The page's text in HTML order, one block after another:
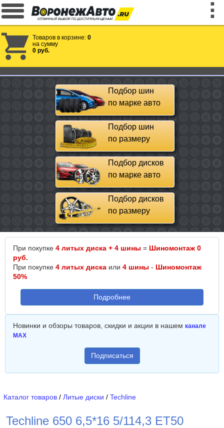
Товаров в корзине: 0
на сумму
0 руб.
Подбор шин
по марке авто
Подбор шин
по размеру
Подбор дисков
по марке авто
Подбор дисков
по размеру
При покупке 4 литых диска + 4 шины = Шиномонтаж 0
руб.
При покупке 4 литых диска или 4 шины - Шиномонтаж
50%
Подробнее
Новинки и обзоры товаров, скидки и акции в нашем канале
MAX
Подписаться
Каталог товаров / Литые диски / Techline
Techline 650 6,5*16 5/114,3 ET50